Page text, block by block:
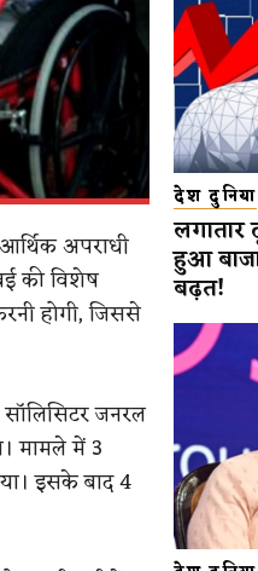
अपराधी
की विशेष
होगी, जिससे
जनरल
मामले में 3
इसके बाद 4
देश दुनिया
लगातार
हुआ
बढ़त!